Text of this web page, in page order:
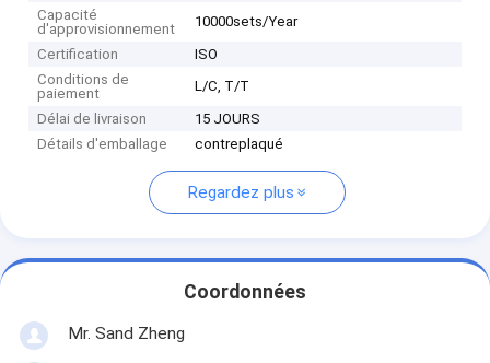
Capacité
d'approvisionnement
10000sets/Year
Certification
ISO
Conditions de
paiement
L/C, T/T
Délai de livraison
15 JOURS
Détails d'emballage
contreplaqué
Regardez plus
Coordonnées
Mr. Sand Zheng